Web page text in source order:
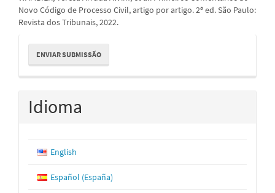
Novo Código de Processo Civil, artigo por artigo. 2ª ed. São Paulo:
Revista dos Tribunais, 2022.
Enviar
Submissão
ENVIAR SUBMISSÃO
Idioma
English
Español (España)